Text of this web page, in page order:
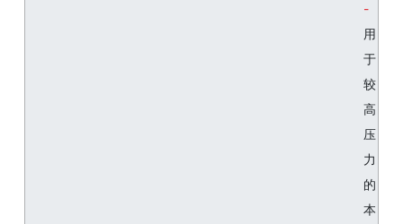
用
于
较
高
压
力
的
本